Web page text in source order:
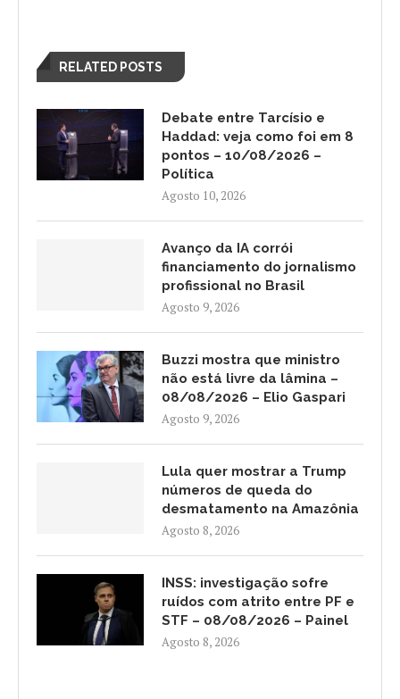
RELATED POSTS
Debate entre Tarcísio e
Haddad: veja como foi em 8
pontos – 10/08/2026 –
Política
Agosto 10, 2026
Avanço da IA corrói
financiamento do jornalismo
profissional no Brasil
Agosto 9, 2026
Buzzi mostra que ministro
não está livre da lâmina –
08/08/2026 – Elio Gaspari
Agosto 9, 2026
Lula quer mostrar a Trump
números de queda do
desmatamento na Amazônia
Agosto 8, 2026
INSS: investigação sofre
ruídos com atrito entre PF e
STF – 08/08/2026 – Painel
Agosto 8, 2026